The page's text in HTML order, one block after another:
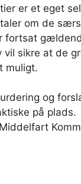
er et eget
om de
fortsat
sikre at de
muligt.
og
på plads.